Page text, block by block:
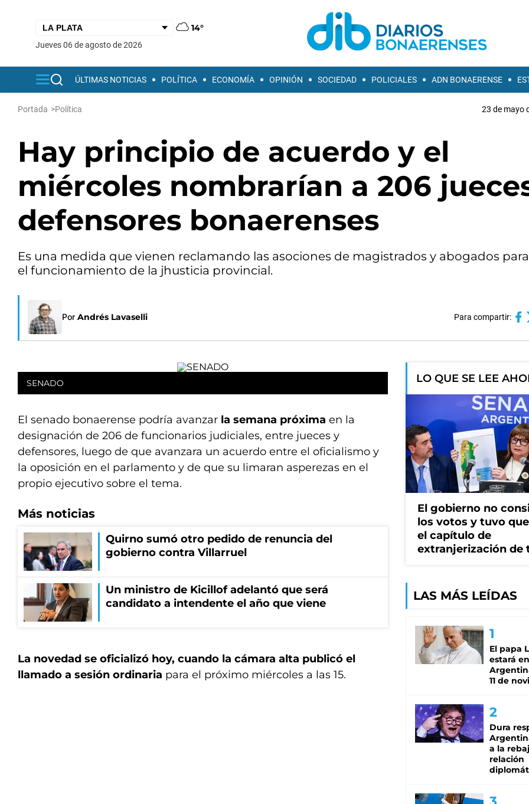
14°
jueves 06 de agosto de 2026
ÚLTIMAS NOTICIAS POLÍTICA ECONOMÍA OPINIÓN SOCIEDAD POLICIALES ADN BONAERENSE
Portada >Política 23 de mayo
Hay principio de acuerdo y el
miércoles nombrarían a 206
defensores bonaerenses
Es una medida que vienen reclamando las asociones de magistrados y abogados
el funcionamiento de la jhusticia provincial.
Por Andrés Lavaselli Para compartir:
SENADO
El senado bonaerense podría avanzar la semana próxima en la
designación de 206 de funcionarios judiciales, entre jueces y
defensores, luego de que avanzara un acuerdo entre el oficialismo y
la oposición en el parlamento y de que su limaran asperezas en el
propio ejecutivo sobre el tema.
Más noticias
Quirno sumó otro pedido de renuncia del
gobierno contra Villarruel
Un ministro de Kicillof adelantó que será
candidato a intendente el año que viene
La novedad se oficializó hoy, cuando la cámara alta publicó el
llamado a sesión ordinaria para el próximo miércoles a las 15.
LO QUE SE LEE
El gobierno no
los votos y tuvo
el capítulo de
extranjerización de
LAS MÁS LEÍDAS
El papa
estará
11 de
Dura
a la
relación